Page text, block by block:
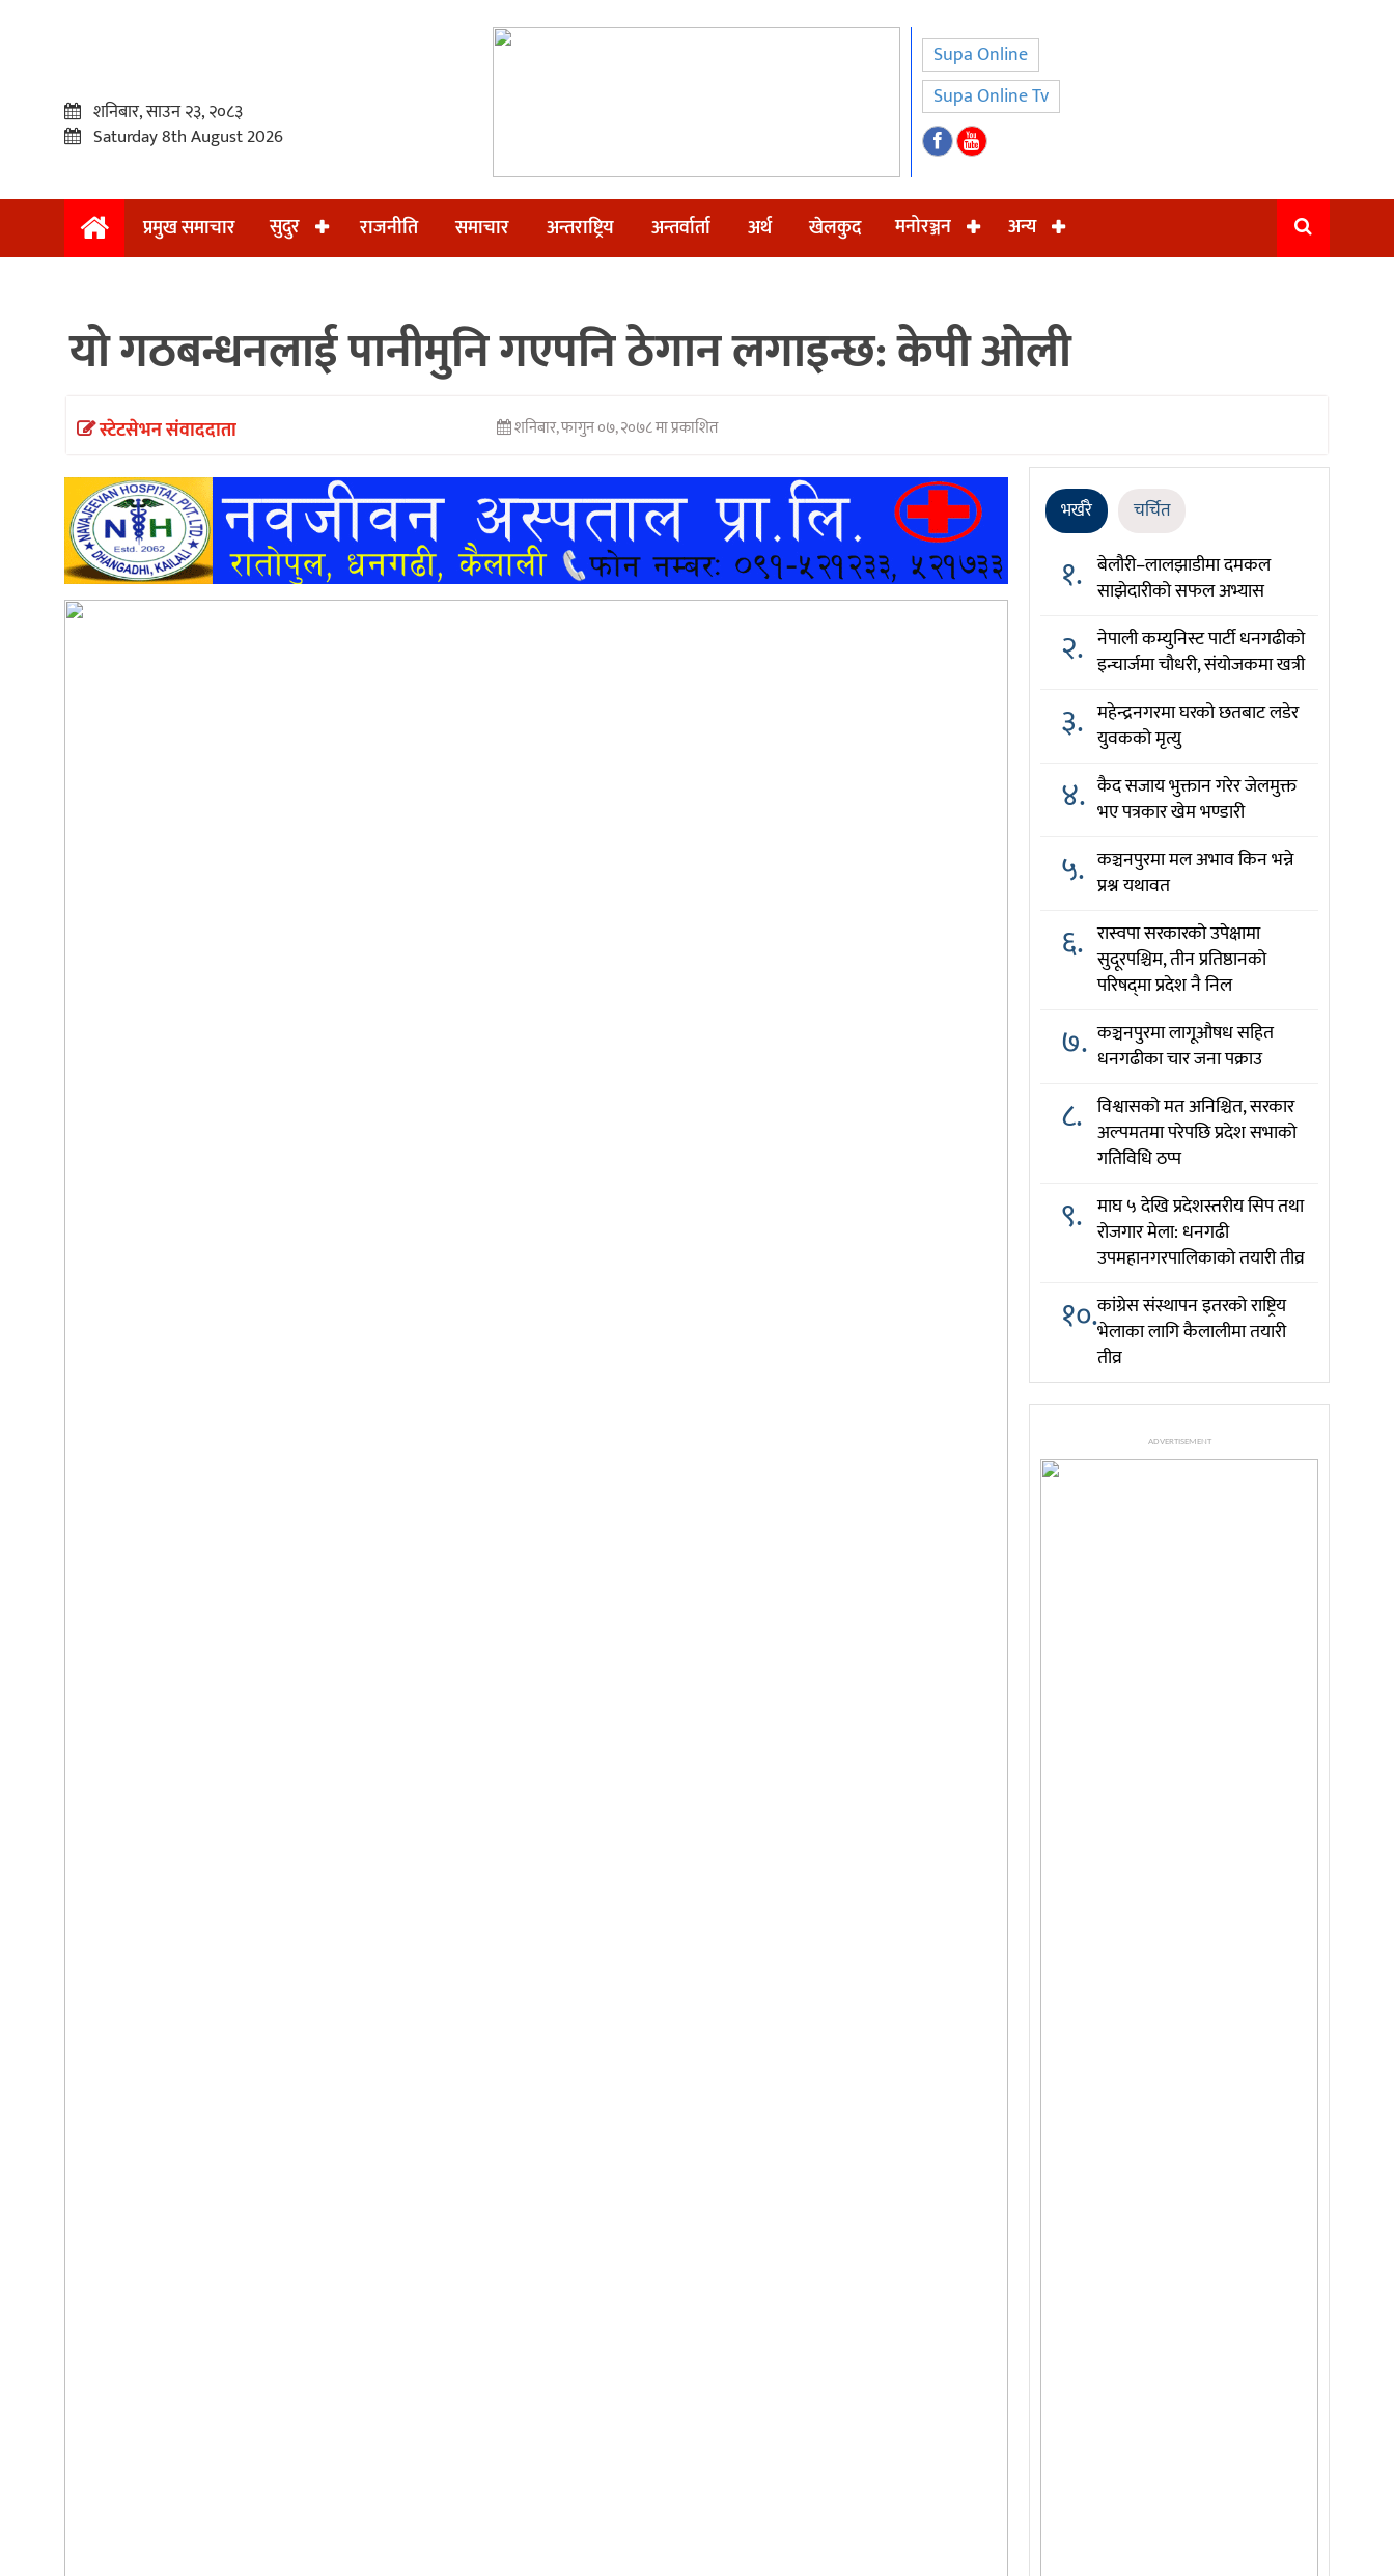
प्रमुख
समाचार
अन्तर्वार्ता
खेलकुद
शनिबार, साउन २३, २०८३
Saturday 8th August 2026
Supa Online
Supa Online Tv
प्रमुख समाचार सुदुर राजनीति समाचार अन्तराष्ट्रिय अन्तर्वार्ता अर्थ खेलकुद मनोरञ्जन अन्य
यो गठबन्धनलाई पानीमुनि गएपनि ठेगान लगाइन्छ: केपी ओली
स्टेटसेभन संवाददाता शनिबार, फागुन ०७, २०७८ मा प्रकाशित
भर्खरै चर्चित
१. बेलौरी–लालझाडीमा दमकल
साझेदारीको सफल अभ्यास
२. नेपाली कम्युनिस्ट पार्टी धनगढीको
इन्चार्जमा चौधरी, संयोजकमा खत्री
३. महेन्द्रनगरमा घरको छतबाट लडेर
युवकको मृत्यु
४. कैद सजाय भुक्तान गरेर जेलमुक्त
भए पत्रकार खेम भण्डारी
५. कञ्चनपुरमा मल अभाव किन भन्ने
प्रश्न यथावत
६. रास्वपा सरकारको उपेक्षामा
सुदूरपश्चिम, तीन प्रतिष्ठानको
परिषद्‌मा प्रदेश नै निल
७. कञ्चनपुरमा लागूऔषध सहित
धनगढीका चार जना पक्राउ
८. विश्वासको मत अनिश्चित, सरकार
अल्पमतमा परेपछि प्रदेश सभाको
गतिविधि ठप्प
९. माघ ५ देखि प्रदेशस्तरीय सिप तथा
रोजगार मेला: धनगढी
उपमहानगरपालिकाको तयारी तीव्र
१०.कांग्रेस संस्थापन इतरको राष्ट्रिय
भेलाका लागि कैलालीमा तयारी
तीव्र
ADVERTISEMENT